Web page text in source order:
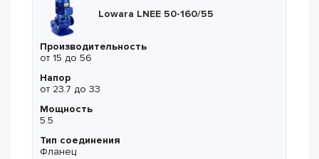
Lowara LNEE 50-160/55
Производительность
от 15 до 56
Напор
от 23.7 до 33
Мощность
5.5
Тип соединения
Фланец